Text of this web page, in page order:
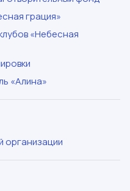
грация»
«Небесная
«Алина»
организации